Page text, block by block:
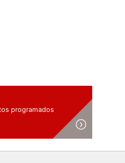
programados